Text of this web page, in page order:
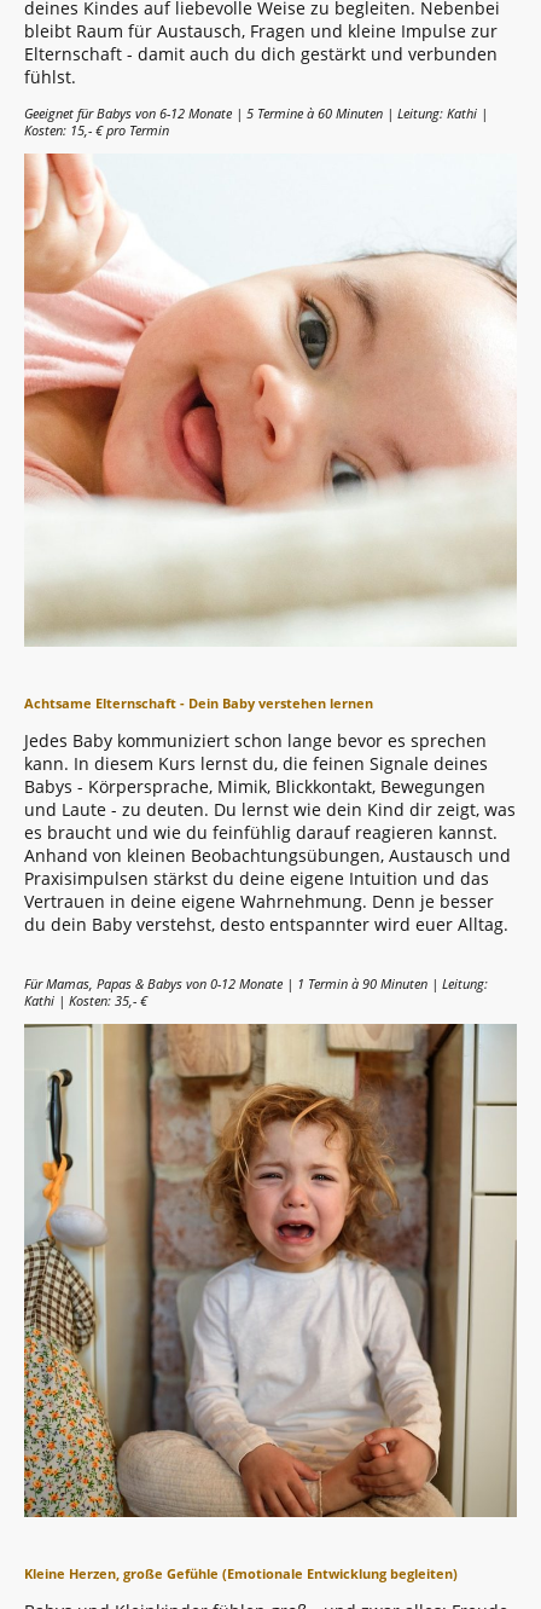
deines Kindes auf liebevolle Weise zu begleiten. Nebenbei
bleibt Raum für Austausch, Fragen und kleine Impulse zur
Elternschaft - damit auch du dich gestärkt und verbunden
fühlst.
Geeignet für Babys von 6-12 Monate | 5 Termine à 60 Minuten | Leitung: Kathi |
Kosten: 15,- € pro Termin
Achtsame Elternschaft - Dein Baby verstehen lernen
Jedes Baby kommuniziert schon lange bevor es sprechen
kann. In diesem Kurs lernst du, die feinen Signale deines
Babys - Körpersprache, Mimik, Blickkontakt, Bewegungen
und Laute - zu deuten. Du lernst wie dein Kind dir zeigt, was
es braucht und wie du feinfühlig darauf reagieren kannst.
Anhand von kleinen Beobachtungsübungen, Austausch und
Praxisimpulsen stärkst du deine eigene Intuition und das
Vertrauen in deine eigene Wahrnehmung. Denn je besser
du dein Baby verstehst, desto entspannter wird euer Alltag.
Für Mamas, Papas & Babys von 0-12 Monate | 1 Termin à 90 Minuten | Leitung:
Kathi | Kosten: 35 ,- €
Kleine Herzen, große Gefühle (Emotionale Entwicklung begleiten)